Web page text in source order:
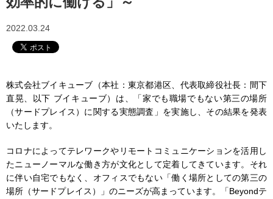
2022.03.24
株式会社ブイキューブ（本社：東京都港区、代表取締役社長：間下
直晃、以下 ブイキューブ）は、「家でも職場でもない第三の場所
（サードプレイス）に関する実態調査」を実施し、その結果を発表
いたします。
コロナによってテレワークやリモートコミュニケーションを活用し
たニューノーマルな働き方が文化として定着してきています。それ
に伴い自宅でもなく、オフィスでもない「働く場所としての第三の
場所（サードプレイス）」のニーズが高まっています。「Beyondテ